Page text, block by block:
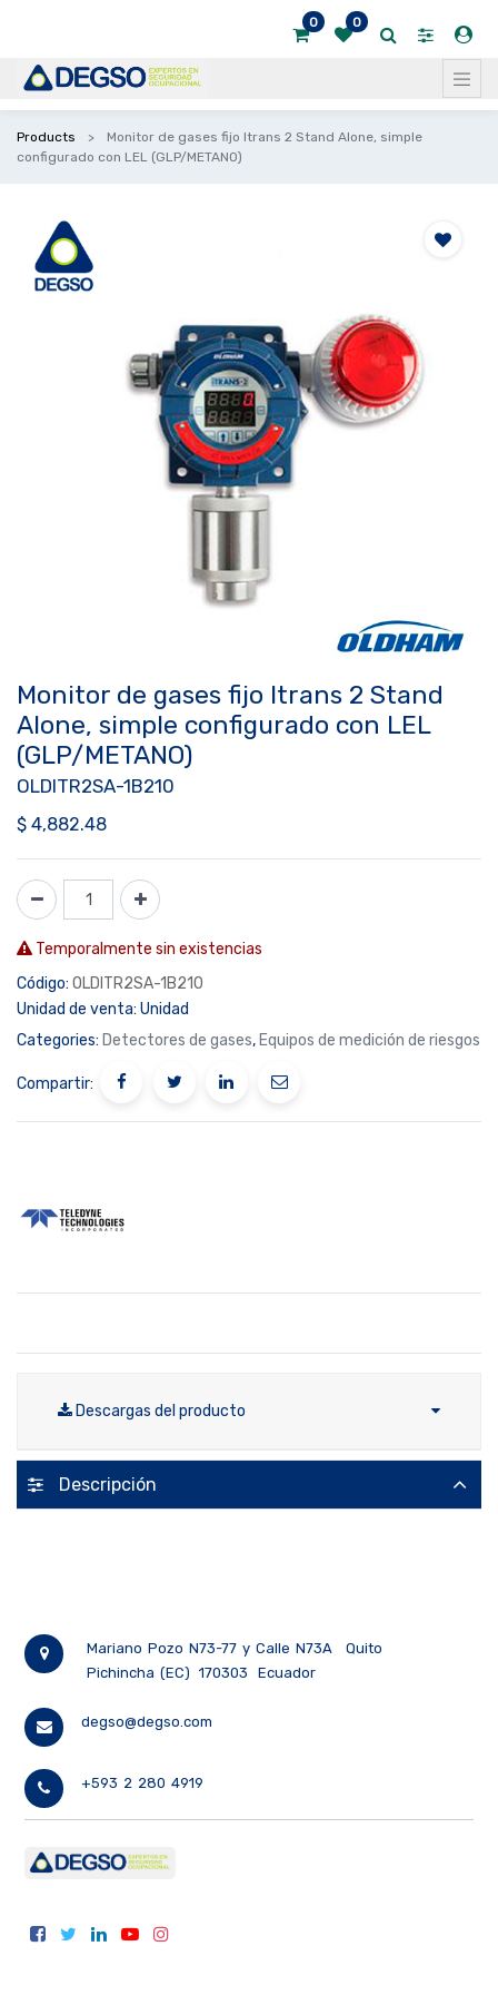
0 0
Products
Monitor de gases fijo Itrans 2 Stand Alone, simple
configurado con LEL (GLP/METANO)
Monitor de gases fijo Itrans 2 Stand
Alone, simple configurado con LEL
(GLP/METANO)
OLDITR2SA-1B210
$ 4,882.48
Temporalmente sin existencias
Código: OLDITR2SA-1B210
Unidad de venta: Unidad
Categories: Detectores de gases, Equipos de medición de riesgos
Compartir:
Descargas del producto
Descripción
Mariano Pozo N73-77 y Calle N73A
Quito
Pichincha (EC)
170303 Ecuador
degso@degso.com
+593 2 280 4919